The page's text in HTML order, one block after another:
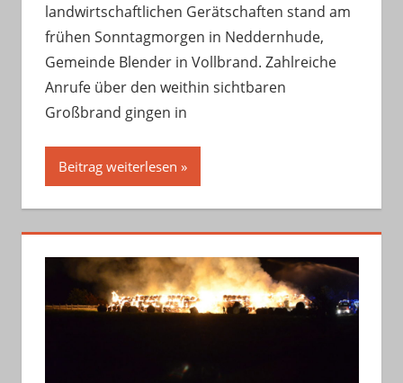
landwirtschaftlichen Gerätschaften stand am
frühen Sonntagmorgen in Neddernhude,
Gemeinde Blender in Vollbrand. Zahlreiche
Anrufe über den weithin sichtbaren
Großbrand gingen in
Beitrag weiterlesen